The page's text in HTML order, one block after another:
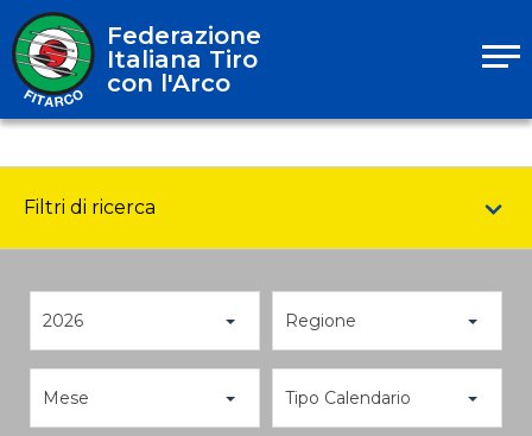
Federazione
Italiana Tiro
con l'Arco
Filtri di ricerca
2026 Regione
Mese Tipo Calendario